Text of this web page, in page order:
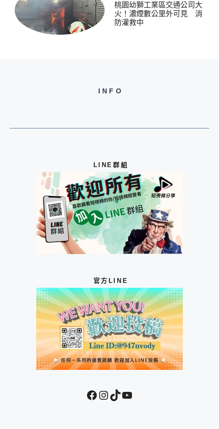
桃園幼獅工業區交通公司大
火！濃煙數公里外可見 消
防灌救中
INFO
LINE群組
官方LINE
Facebook
Instagram
TikTokYouTube